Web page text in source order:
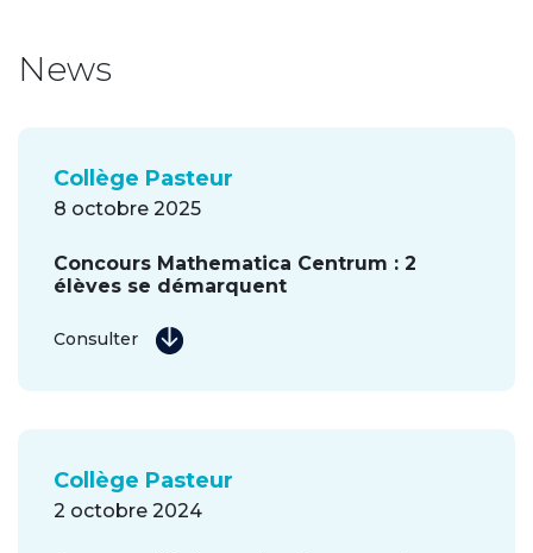
News
Collège Pasteur
8 octobre 2025
Concours Mathematica Centrum : 2
élèves se démarquent
Consulter
Collège Pasteur
2 octobre 2024